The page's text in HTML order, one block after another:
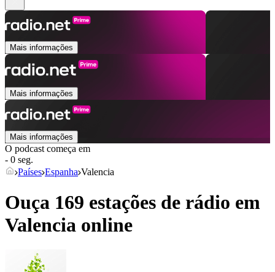
Mais informações
Mais informações
Mais informações
O podcast começa em
- 0 seg.
Países Espanha Valencia
Ouça 169 estações de rádio em
Valencia online